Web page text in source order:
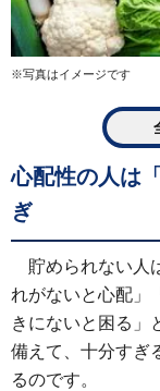
※写真はイメージです
心配性の人は
ぎ
貯められない人
れがないと心配」
きにないと困る」
備えて、十分すぎ
るのです。